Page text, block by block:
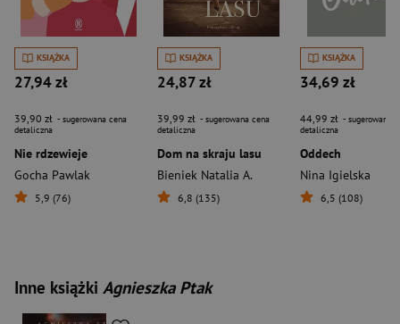
KSIĄŻKA
27,94 zł
39,90 zł - sugerowana cena
detaliczna
Nie rdzewieje
Gocha Pawlak
5,9 (76)
KSIĄŻKA
24,87 zł
39,99 zł - sugerowana cena
detaliczna
Dom na skraju lasu
Bieniek Natalia A.
6,8 (135)
KSIĄŻKA
34,69 zł
44,99 zł - sugerowana
detaliczna
Oddech
Nina Igielska
6,5 (108)
Inne książki Agnieszka Ptak